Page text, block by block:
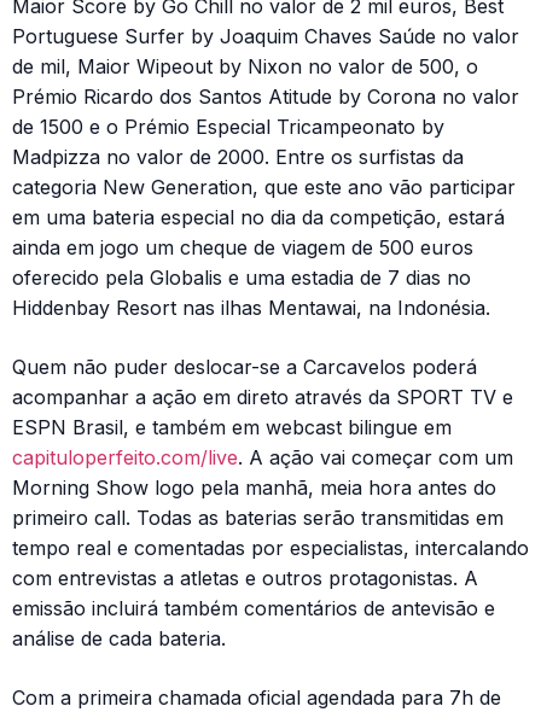
Maior Score by Go Chill no valor de 2 mil euros, Best
Portuguese Surfer by Joaquim Chaves Saúde no valor
de mil, Maior Wipeout by Nixon no valor de 500, o
Prémio Ricardo dos Santos Atitude by Corona no valor
de 1500 e o Prémio Especial Tricampeonato by
Madpizza no valor de 2000. Entre os surfistas da
categoria New Generation, que este ano vão participar
em uma bateria especial no dia da competição, estará
ainda em jogo um cheque de viagem de 500 euros
oferecido pela Globalis e uma estadia de 7 dias no
Hiddenbay Resort nas ilhas Mentawai, na Indonésia.
Quem não puder deslocar-se a Carcavelos poderá
acompanhar a ação em direto através da SPORT TV e
ESPN Brasil, e também em webcast bilingue em
capituloperfeito.com/live. A ação vai começar com um
Morning Show logo pela manhã, meia hora antes do
primeiro call. Todas as baterias serão transmitidas em
tempo real e comentadas por especialistas, intercalando
com entrevistas a atletas e outros protagonistas. A
emissão incluirá também comentários de antevisão e
análise de cada bateria.
Com a primeira chamada oficial agendada para 7h de